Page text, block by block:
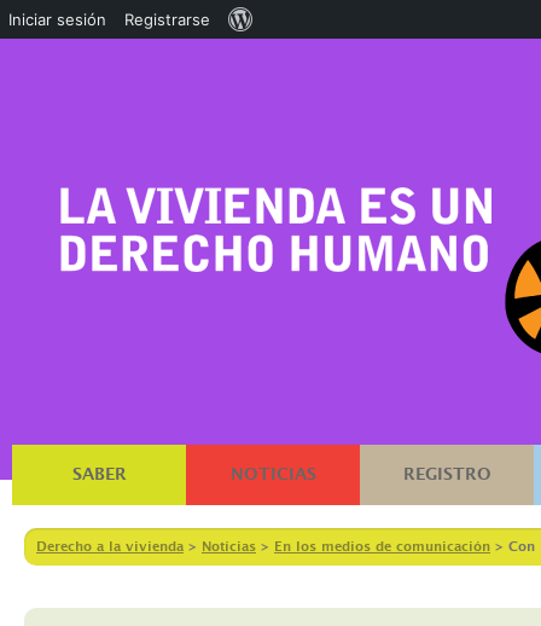
SABER NOTICIAS REGISTRO
Derecho a la vivienda > Notícias > En los medios de comunicación > Con
Iniciar sesión Registrarse